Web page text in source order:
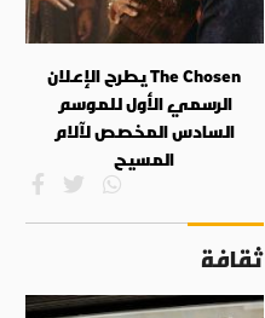
The Chosen يطرح الإعلان
الرسمي الأول للموسم
السادس المخصص لآلام
المسيح
ثقافة